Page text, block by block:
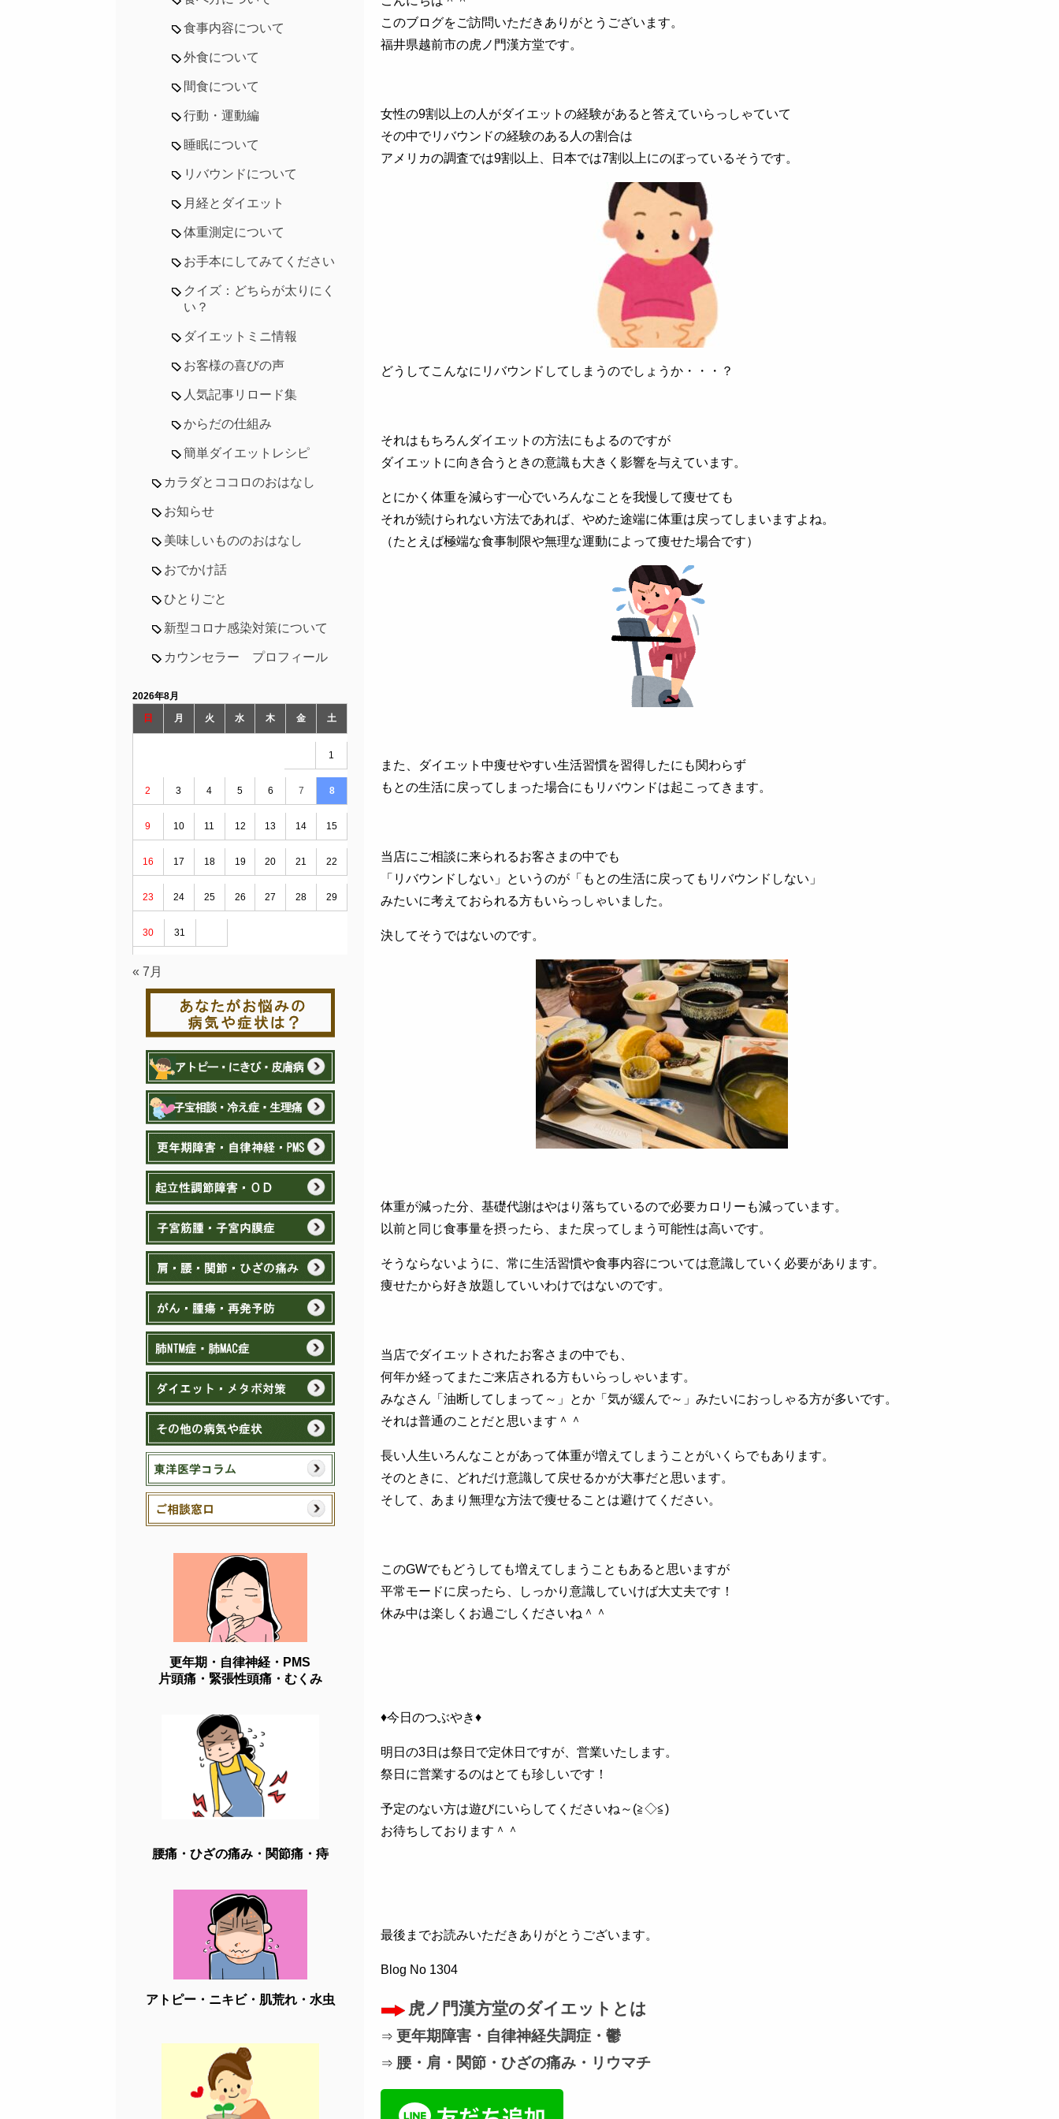
このブログをご訪問いただきありがとうございます。
福井県越前市の虎ノ門漢方堂です。
女性の9割以上の人がダイエットの経験があると答えていらっしゃていて
その中でリバウンドの経験のある人の割合は
アメリカの調査では9割以上、日本では7割以上にのぼっているそうです。
どうしてこんなにリバウンドしてしまうのでしょうか・・・？
それはもちろんダイエットの方法にもよるのですが
ダイエットに向き合うときの意識も大きく影響を与えています。
とにかく体重を減らす一心でいろんなことを我慢して痩せても
それが続けられない方法であれば、やめた途端に体重は戻ってしまいますよね。
（たとえば極端な食事制限や無理な運動によって痩せた場合です）
また、ダイエット中痩せやすい生活習慣を習得したにも関わらず
もとの生活に戻ってしまった場合にもリバウンドは起こってきます。
当店にご相談に来られるお客さまの中でも
「リバウンドしない」というのが「もとの生活に戻ってもリバウンドしない」
みたいに考えておられる方もいらっしゃいました。
決してそうではないのです。
体重が減った分、基礎代謝はやはり落ちているので必要カロリーも減っています。
以前と同じ食事量を摂ったら、また戻ってしまう可能性は高いです。
そうならないように、常に生活習慣や食事内容については意識していく必要があります。
痩せたから好き放題していいわけではないのです。
当店でダイエットされたお客さまの中でも、
何年か経ってまたご来店される方もいらっしゃいます。
みなさん「油断してしまって～」とか「気が緩んで～」みたいにおっしゃる方が多いです。
それは普通のことだと思います＾＾
長い人生いろんなことがあって体重が増えてしまうことがいくらでもあります。
そのときに、どれだけ意識して戻せるかが大事だと思います。
そして、あまり無理な方法で痩せることは避けてください。
このGWでもどうしても増えてしまうこともあると思いますが
平常モードに戻ったら、しっかり意識していけば大丈夫です！
休み中は楽しくお過ごしくださいね＾＾
♦今日のつぶやき♦
明日の3日は祭日で定休日ですが、営業いたします。
祭日に営業するのはとても珍しいです！
予定のない方は遊びにいらしてくださいね～(≧◇≦)
お待ちしております＾＾
最後までお読みいただきありがとうございます。
Blog No 1304
虎ノ門漢方堂のダイエットとは
⇒ 更年期障害・自律神経失調症・鬱
⇒ 腰・肩・関節・ひざの痛み・リウマチ
食事内容について
外食について
間食について
行動・運動編
睡眠について
リバウンドについて
月経とダイエット
体重測定について
お手本にしてみてください
クイズ：どちらが太りにく
い？
ダイエットミニ情報
お客様の喜びの声
人気記事リロード集
からだの仕組み
簡単ダイエットレシピ
カラダとココロのおはなし
お知らせ
美味しいもののおはなし
おでかけ話
ひとりごと
新型コロナ感染対策について
カウンセラー プロフィール
2026年8月
日
月 火 水 木 金 土
1
2 3 4 5 6 7 8
9 10 11 12 13 14 15
16 17 18 19 20 21 22
23 24 25 26 27 28 29
30 31
« 7月
更年期・自律神経・PMS
片頭痛・緊張性頭痛・むくみ
腰痛・ひざの痛み・関節痛・痔
アトピー・ニキビ・肌荒れ・水虫